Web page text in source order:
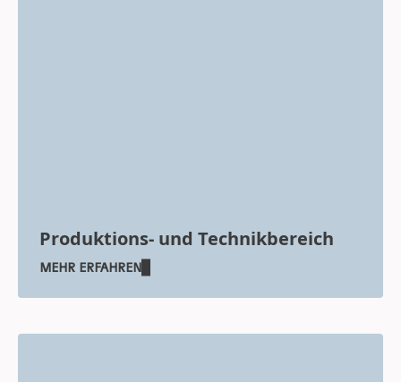
Produktions- und Technikbereich
MEHR ERFAHREN